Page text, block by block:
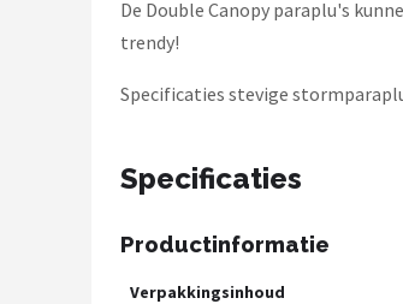
FastFold
De Double Canopy paraplu's
trendy!
Specificaties stevige
Specificaties
Productinformatie
Verpakkingsinhoud